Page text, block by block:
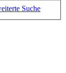
Suche